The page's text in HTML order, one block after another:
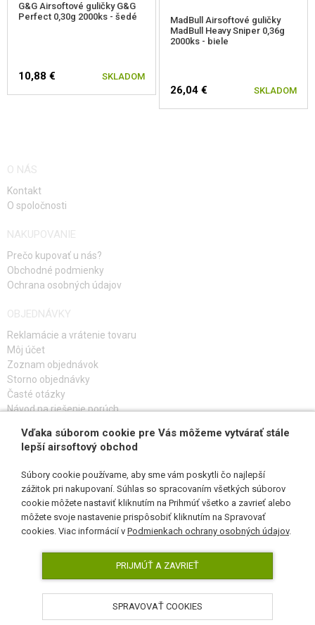
G&G Airsoftové guličky G&G
Perfect 0,30g 2000ks - šedé
10,88 € SKLADOM
MadBull Airsoftové guličky
MadBull Heavy Sniper 0,36g
2000ks - biele
26,04 € SKLADOM
O NÁS
Kontakt
O spoločnosti
NAKUPOVANIE
Prečo kupovať u nás?
Obchodné podmienky
Ochrana osobných údajov
OBJEDNÁVKY
Reklamácie a vrátenie tovaru
Môj účet
Zoznam objednávok
Storno objednávky
Časté otázky
Návod na riešenie porúch
PRIHLÁS SA K ODBERU
SLEDUJ NÁS
AirsoftPro.sk © 2026
Vďaka súborom cookie pre Vás môžeme vytvárať stále
lepší airsoftový obchod
Súbory cookie používame, aby sme vám poskytli čo najlepší
zážitok pri nakupovaní. Súhlas so spracovaním všetkých súborov
cookie môžete nastaviť kliknutím na Prihmúť všetko a zavrieť alebo
môžete svoje nastavenie prispôsobiť kliknutím na Spravovať
cookies. Viac informácií v Podmienkach ochrany osobných údajov.
PRIJMÚŤ A ZAVRIEŤ
SPRAVOVAŤ COOKIES